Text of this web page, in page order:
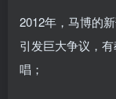
2012年，马博的
引发巨大争议，
唱；